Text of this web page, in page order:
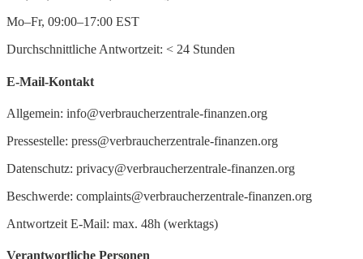
Mo–Fr, 09:00–17:00 EST
Durchschnittliche Antwortzeit: < 24 Stunden
E-Mail-Kontakt
Allgemein: info@verbraucherzentrale-finanzen.org
Pressestelle: press@verbraucherzentrale-finanzen.org
Datenschutz: privacy@verbraucherzentrale-finanzen.org
Beschwerde: complaints@verbraucherzentrale-finanzen.org
Antwortzeit E-Mail: max. 48h (werktags)
Verantwortliche Personen